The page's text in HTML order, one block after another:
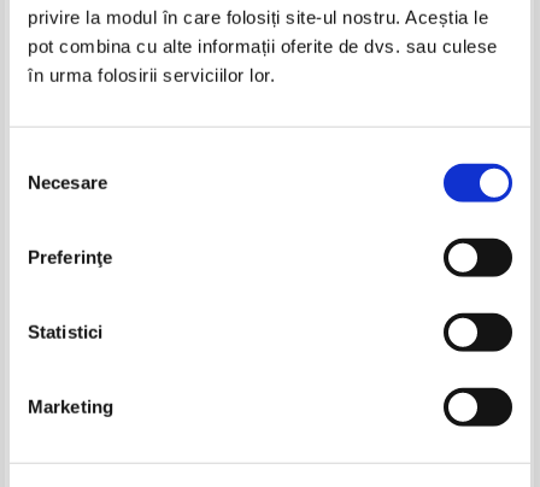
privire la modul în care folosiți site-ul nostru. Aceștia le
pot combina cu alte informații oferite de dvs. sau culese
în urma folosirii serviciilor lor.
consimțământului
Necesare
Preferinţe
Statistici
Marketing
medical des maladies des
Appareils de Levage Hadef.
11 carti colegate (anii 1922 -